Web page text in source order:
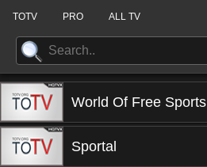
TOTV PRO ALL TV
World Of Free Sports
Sportal